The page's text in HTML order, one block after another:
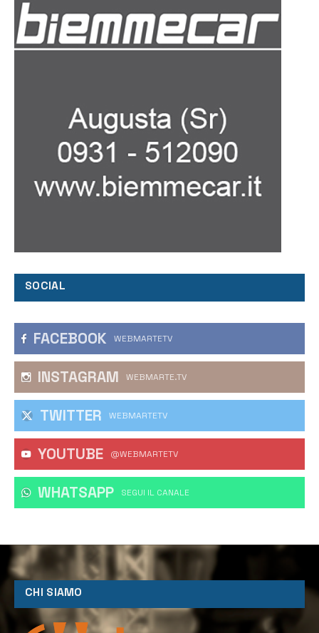
SOCIAL
FACEBOOK WEBMARTETV
INSTAGRAM WEBMARTE.TV
TWITTER WEBMARTETV
YOUTUBE @WEBMARTETV
WHATSAPP ‎SEGUI IL CANALE
CHI SIAMO